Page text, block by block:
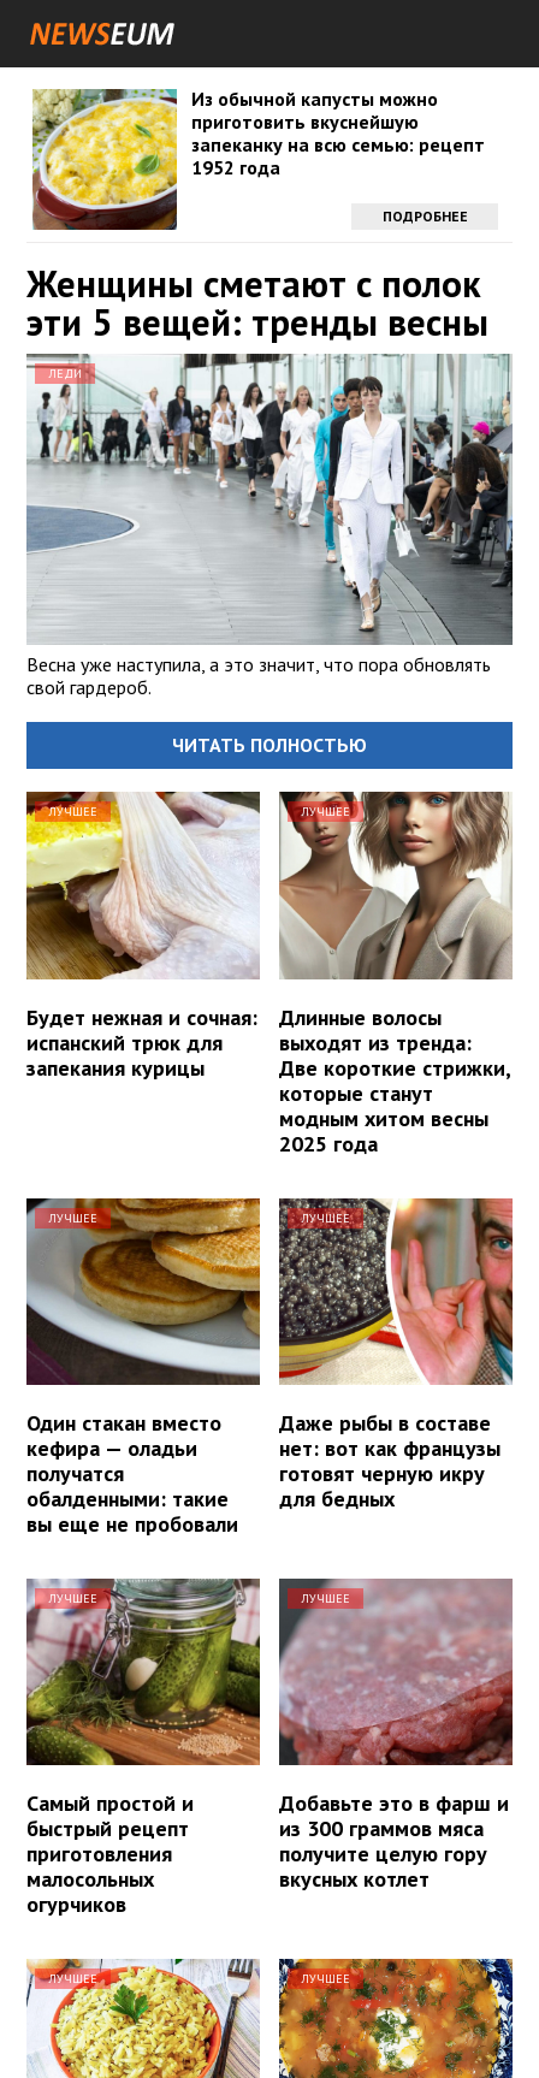
Из обычной капусты можно
приготовить вкуснейшую
запеканку на всю семью: рецепт
1952 года
ПОДРОБНЕЕ
Женщины сметают с полок
эти 5 вещей: тренды весны
ЛЕДИ
Весна уже наступила, а это значит, что пора обновлять
свой гардероб.
ЧИТАТЬ ПОЛНОСТЬЮ
ЛУЧШЕЕ
Будет нежная и сочная:
испанский трюк для
запекания курицы
ЛУЧШЕЕ
Длинные волосы
выходят из тренда:
Две короткие стрижки,
которые станут
модным хитом весны
2025 года
ЛУЧШЕЕ
Один стакан вместо
кефира — оладьи
получатся
обалденными: такие
вы еще не пробовали
ЛУЧШЕЕ
Даже рыбы в составе
нет: вот как французы
готовят черную икру
для бедных
ЛУЧШЕЕ
Самый простой и
быстрый рецепт
приготовления
малосольных
огурчиков
ЛУЧШЕЕ
Добавьте это в фарш и
из 300 граммов мяса
получите целую гору
вкусных котлет
ЛУЧШЕЕ ЛУЧШЕЕ